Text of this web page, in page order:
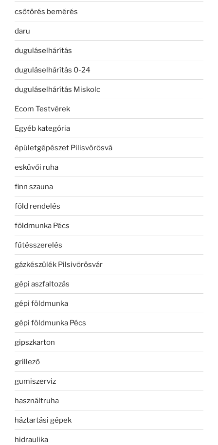
csőtörés bemérés
daru
duguláselhárítás
duguláselhárítás 0-24
duguláselhárítás Miskolc
Ecom Testvérek
Egyéb kategória
épületgépészet Pilisvörösvá
esküvői ruha
finn szauna
föld rendelés
földmunka Pécs
fűtésszerelés
gázkészülék Pilsivörösvár
gépi aszfaltozás
gépi földmunka
gépi földmunka Pécs
gipszkarton
grillező
gumiszerviz
használtruha
háztartási gépek
hidraulika